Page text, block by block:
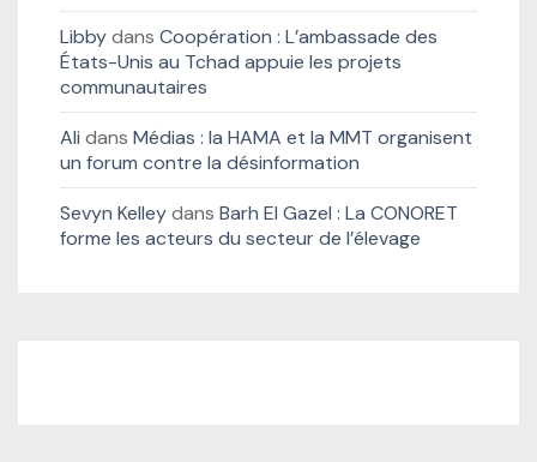
Libbydans Coopération : L’ambassade des
États-Unis au Tchad appuie les projets
communautaires
Ali dans Médias : la HAMA et la MMT organisent
un forum contre la désinformation
Sevyn Kelleydans Barh El Gazel : La CONORET
forme les acteurs du secteur de l’élevage